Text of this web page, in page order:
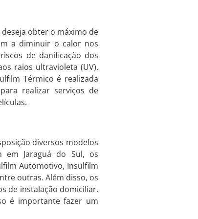
obter o máximo de
a diminuir o calor nos
de danificação dos
raios ultravioleta (UV).
Térmico é realizada
realizar serviços de
diversos modelos
em Jaraguá do Sul, os
Automotivo, Insulfilm
outras. Além disso, os
de instalação domiciliar.
é importante fazer um